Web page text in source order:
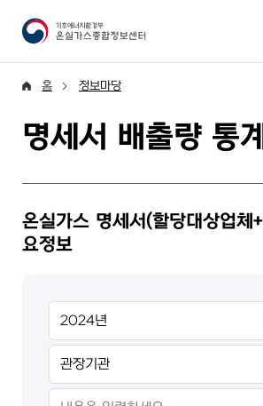
홈 정보마당
명세서 배출량 통계
온실가스 명세서(할당대상업체
요정보